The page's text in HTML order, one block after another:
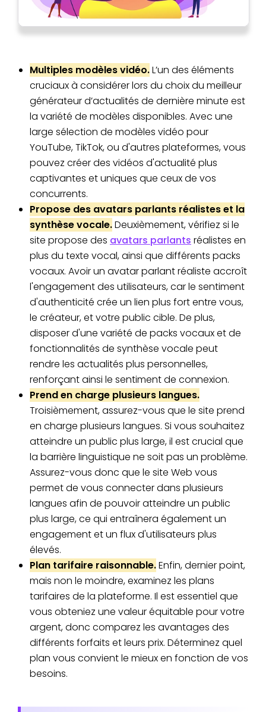
Multiples modèles vidéo.L’un des éléments
cruciaux à considérer lors du choix du meilleur
générateur d’actualités de dernière minute est
la variété de modèles disponibles. Avec une
large sélection de modèles vidéo pour
YouTube, TikTok, ou d'autres plateformes, vous
pouvez créer des vidéos d'actualité plus
captivantes et uniques que ceux de vos
concurrents.
Propose des avatars parlants réalistes et la
synthèse vocale.Deuxièmement, vérifiez si le
site propose des avatars parlants réalistes en
plus du texte vocal, ainsi que différents packs
vocaux. Avoir un avatar parlant réaliste accroît
l'engagement des utilisateurs, car le sentiment
d'authenticité crée un lien plus fort entre vous,
le créateur, et votre public cible. De plus,
disposer d'une variété de packs vocaux et de
fonctionnalités de synthèse vocale peut
rendre les actualités plus personnelles,
renforçant ainsi le sentiment de connexion.
Prend en charge plusieurs langues.
Troisièmement, assurez-vous que le site prend
en charge plusieurs langues. Si vous souhaitez
atteindre un public plus large, il est crucial que
la barrière linguistique ne soit pas un problème.
Assurez-vous donc que le site Web vous
permet de vous connecter dans plusieurs
langues afin de pouvoir atteindre un public
plus large, ce qui entraînera également un
engagement et un flux d'utilisateurs plus
élevés.
Plan tarifaire raisonnable.Enfin, dernier point,
mais non le moindre, examinez les plans
tarifaires de la plateforme. Il est essentiel que
vous obteniez une valeur équitable pour votre
argent, donc comparez les avantages des
différents forfaits et leurs prix. Déterminez quel
plan vous convient le mieux en fonction de vos
besoins.